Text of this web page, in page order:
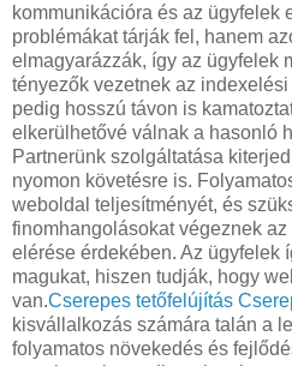
kommunikációra és az ügyfelek
problémákat tárják fel, hanem
elmagyarázzák, így az ügyfelek
tényezők vezetnek az
pedig hosszú távon is
elkerülhetővé válnak a hasonló
Partnerünk szolgáltatása
nyomon követésre is.
weboldal teljesítményét, és
finomhangolásokat végeznek
elérése érdekében. Az ügyfelek
magukat, hiszen tudják, hogy
van.Cserepes tetőfelújítás
kisvállalkozás számára talán a
folyamatos növekedés és